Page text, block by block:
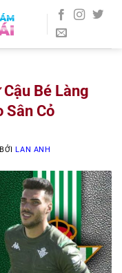
Bé Làng
Sân Cỏ
BỞILAN ANH